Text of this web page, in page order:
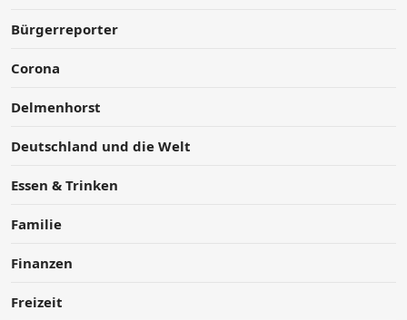
Bürgerreporter
Corona
Delmenhorst
Deutschland und die Welt
Essen & Trinken
Familie
Finanzen
Freizeit